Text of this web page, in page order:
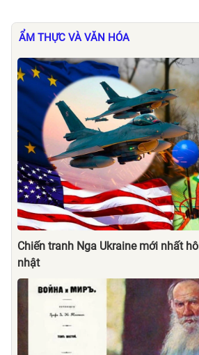
ẨM THỰC VÀ VĂN HÓA
Chiến tranh Nga Ukraine mới nhất
nhật